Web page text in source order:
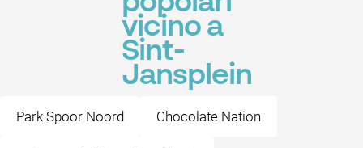
vicino a
Sint-
Jansplein
Park Spoor Noord Chocolate Nation